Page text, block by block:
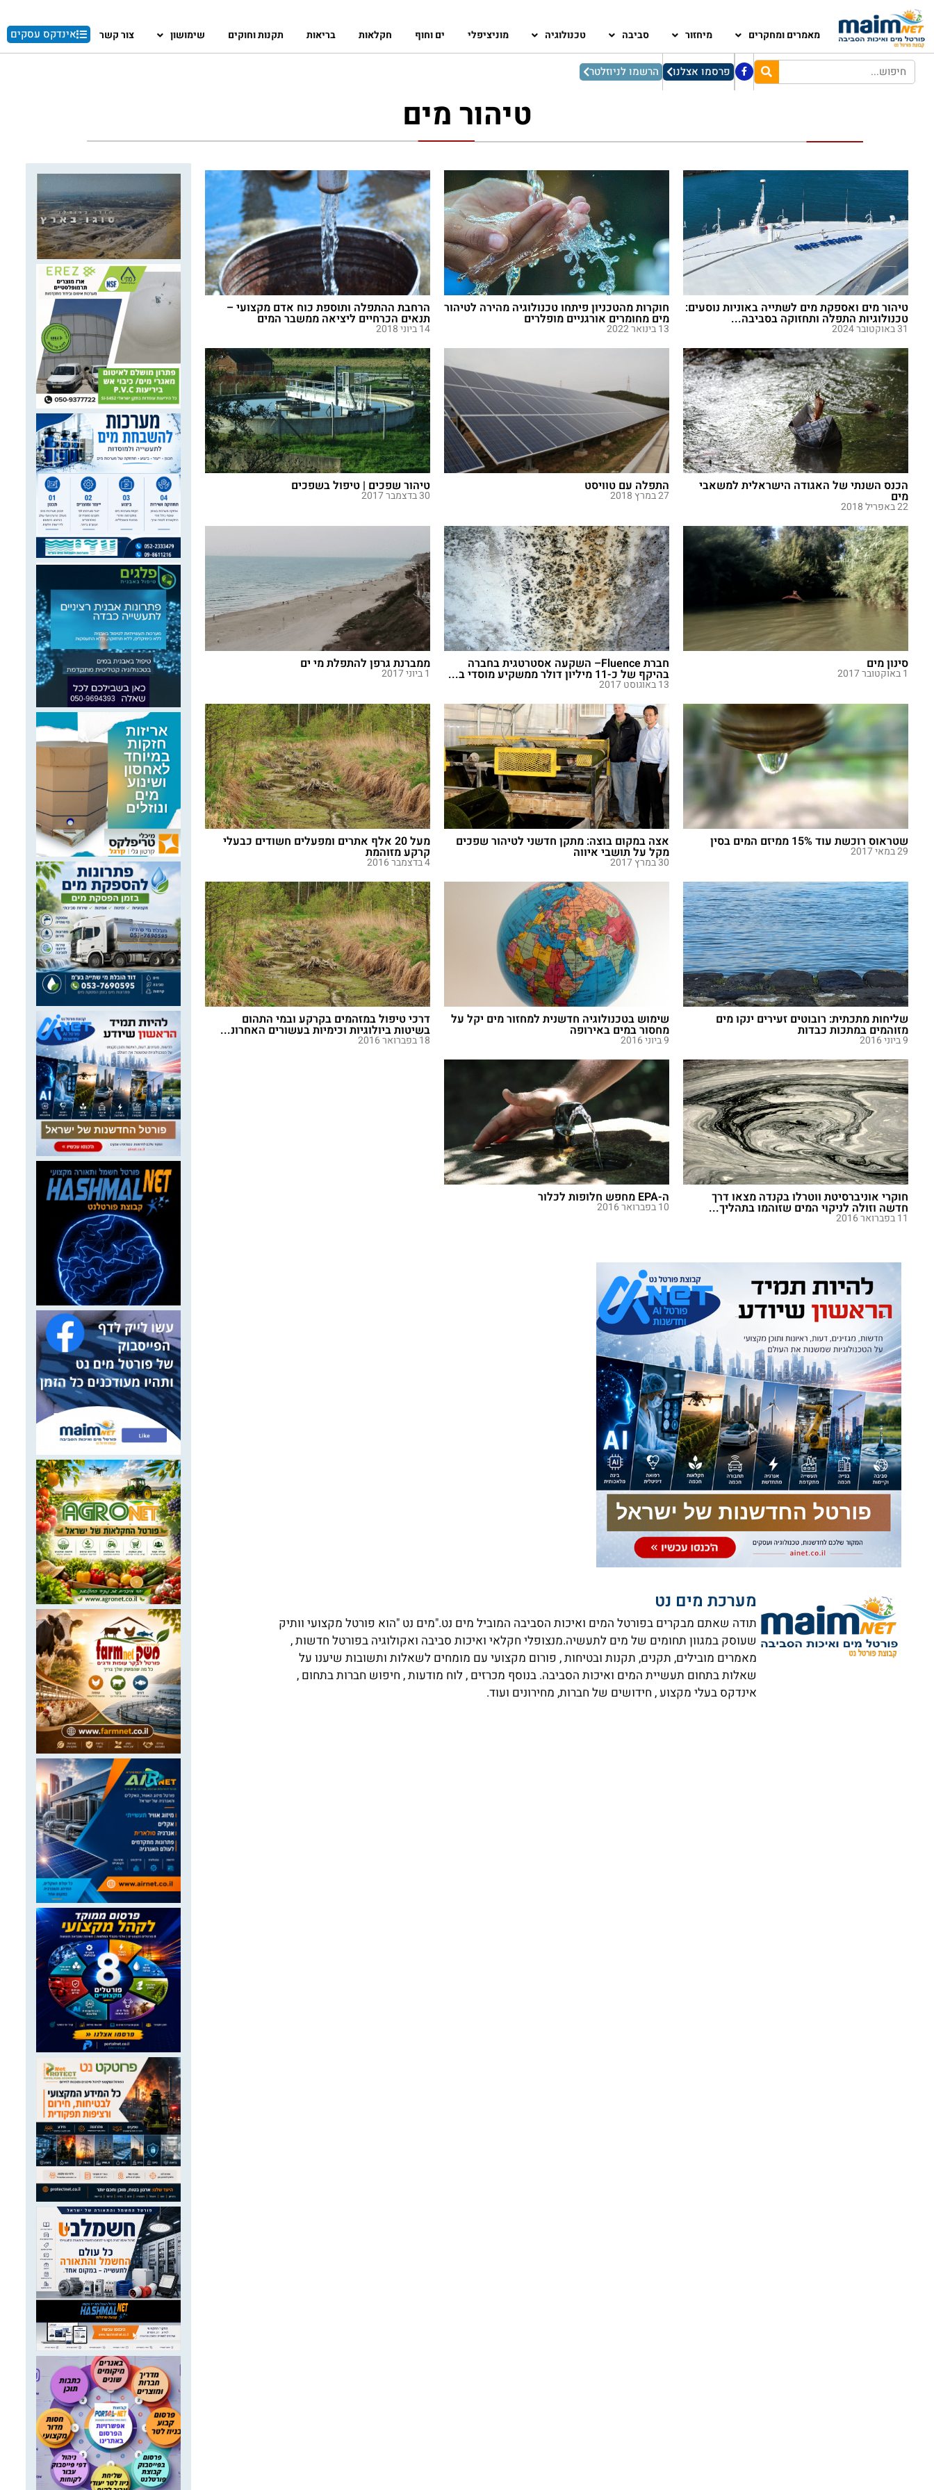
מאמרים ומחקרים מיחזור סביבה טכנולוגיה מוניציפלי ים וחוף חקלאות בריאות תקנות וחוקים שימושון צור קשר אינדקס עסקים
פרסמו אצלנו הרשמו לניוזלטר
טיהור מים
טיהור מים ואספקת מים לשתייה באוניות נוסעים:
טכנולוגיות התפלה ותחזוקה בסביבה...
31 באוקטובר 2024
חוקרות מהטכניון פיתחו טכנולוגיה מהירה לטיהור
מים מחומרים אורגניים מופלרים
13 בינואר 2022
הרחבת ההתפלה ותוספת כוח אדם מקצועי –
תנאים הכרחיים ליציאה ממשבר המים
14 ביוני 2018
הכנס השנתי של האגודה הישראלית למשאבי
מים
22 באפריל 2018
התפלה עם טוויסט
27 במרץ 2018
טיהור שפכים | טיפול בשפכים
30 בדצמבר 2017
סינון מים
1 באוקטובר 2017
חברת Fluence– השקעה אסטרטגית בחברה
בהיקף של כ-11 מיליון דולר ממשקיע מוסדי ב...
13 באוגוסט 2017
ממברנת גרפן להתפלת מי ים
1 ביוני 2017
שטראוס רוכשת עוד 15% ממיזם המים בסין
29 במאי 2017
אצה במקום בוצה: מתקן חדשני לטיהור שפכים
מקל על תושבי איווה
30 במרץ 2017
מעל 20 אלף אתרים ומפעלים חשודים כבעלי
קרקע מזוהמת
4 בדצמבר 2016
שליחות מתכתית: רובוטים זעירים ינקו מים
מזוהמים במתכות כבדות
9 ביוני 2016
שימוש בטכנולוגיה חדשנית למחזור מים יקל על
מחסור במים באירופה
9 ביוני 2016
דרכי טיפול במזהמים בקרקע ובמי התהום
בשיטות ביולוגיות וכימיות בעשורים האחרונ...
18 בפברואר 2016
חוקרי אוניברסיטת ווטרלו בקנדה מצאו דרך
חדשה וזולה לניקוי המים שזוהמו בתהליך...
11 בפברואר 2016
ה-EPA מחפש חלופות לכלור
10 בפברואר 2016
מערכת מים נט
תודה שאתם מבקרים בפורטל המים ואיכות הסביבה המוביל מים נט."מים נט "הוא פורטל מקצועי וותיק
שעוסק במגוון תחומים של מים לתעשיה.מנצופלי חקלאי ואיכות סביבה ואקולוגיה בפורטל חדשות ,
מאמרים מובילים, תקנים, תקנות ובטיחות , פורום מקצועי עם מומחים לשאלות ותשובות שיענו על
שאלות בתחום תעשיית המים ואיכות הסביבה. בנוסף מכרזים , לוח מודעות , חיפוש חברות בתחום ,
אינדקס בעלי מקצוע , חידושים של חברות, מחירונים ועוד.